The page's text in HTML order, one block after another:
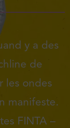
y a des
de
les ondes
manifeste.
FINTA –